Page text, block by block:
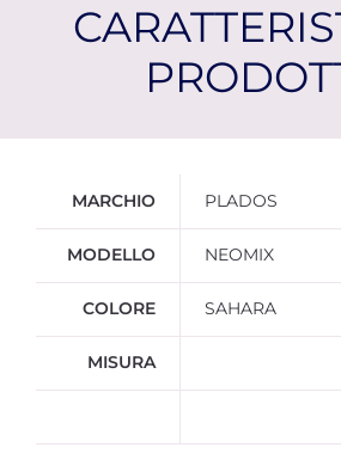
MARCHIO PLADOS
MODELLO NEOMIX
COLORE SAHARA
MISURA